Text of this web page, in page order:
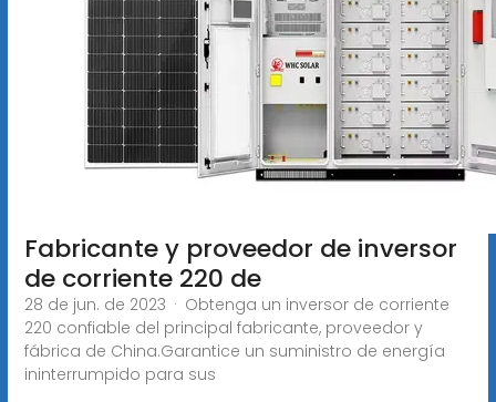
Fabricante y proveedor de inversor
de corriente 220 de
28 de jun. de 2023 · Obtenga un inversor de corriente
220 confiable del principal fabricante, proveedor y
fábrica de China.Garantice un suministro de energía
ininterrumpido para sus